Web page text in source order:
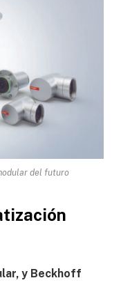
del futuro
y Beckhoff